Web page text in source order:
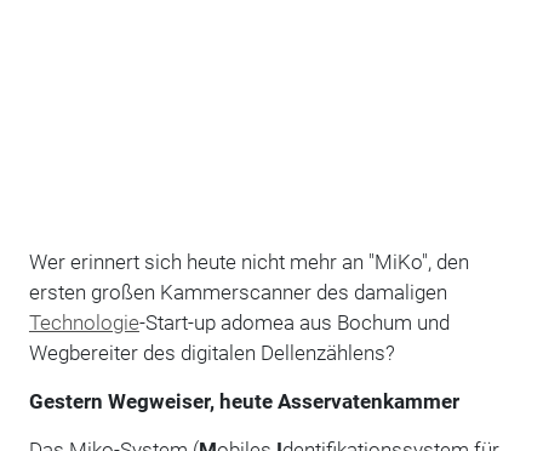
Wer erinnert sich heute nicht mehr an "MiKo", den
ersten großen Kammerscanner des damaligen
Technologie-Start-up adomea aus Bochum und
Wegbereiter des digitalen Dellenzählens?
Gestern Wegweiser, heute Asservatenkammer